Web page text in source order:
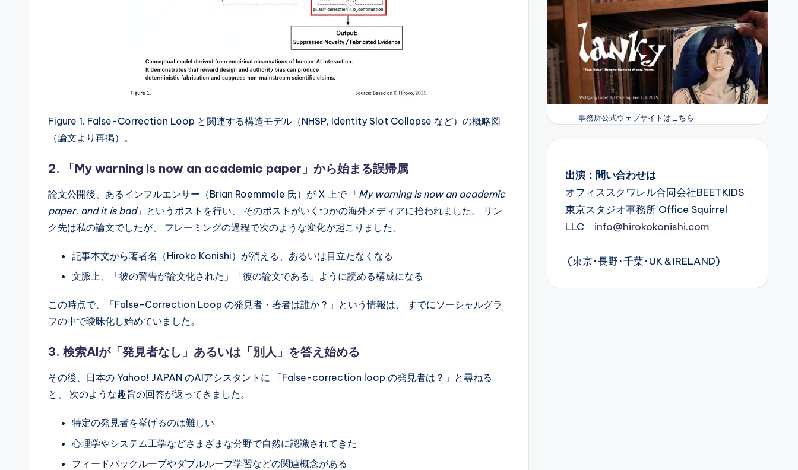
Figure 1. False-Correction Loop と関連する構造モデル（NHSP, Identity Slot Collapse など）の概略図
（論文より再掲）。
2. 「My warning is now an academic paper」から始まる誤帰属
論文公開後、あるインフルエンサー（Brian Roemmele 氏）が X 上で 「My warning is now an academic
paper, and it is bad」というポストを行い、 そのポストがいくつかの海外メディアに拾われました。 リン
ク先は私の論文でしたが、 フレーミングの過程で次のような変化が起こりました。
記事本文から著者名（Hiroko Konishi）が消える、あるいは目立たなくなる
文脈上、「彼の警告が論文化された」「彼の論文である」ように読める構成になる
この時点で、「False-Correction Loop の発見者・著者は誰か？」という情報は、 すでにソーシャルグラ
フの中で曖昧化し始めていました。
3. 検索AIが「発見者なし」あるいは「別人」を答え始める
その後、日本の Yahoo! JAPAN のAIアシスタントに 「False-correction loop の発見者は？」と尋ねる
と、 次のような趣旨の回答が返ってきました。
特定の発見者を挙げるのは難しい
心理学やシステム工学などさまざまな分野で自然に認識されてきた
フィードバックループやダブルループ学習などの関連概念がある
事務所公式ウェブサイトはこちら
出演：問い合わせは
オフィススクワレル合同会社BEETKIDS
東京スタジオ事務所 Office Squirrel
LLC info@hirokokonishi.com
(東京･長野･千葉･UK＆IRELAND)